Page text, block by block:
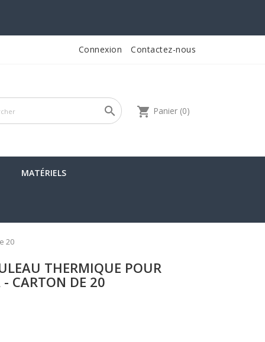
Connexion Contactez-nous
shopping_cart Panier (0)

MATÉRIELS
20
THERMIQUE POUR
- CARTON DE 20